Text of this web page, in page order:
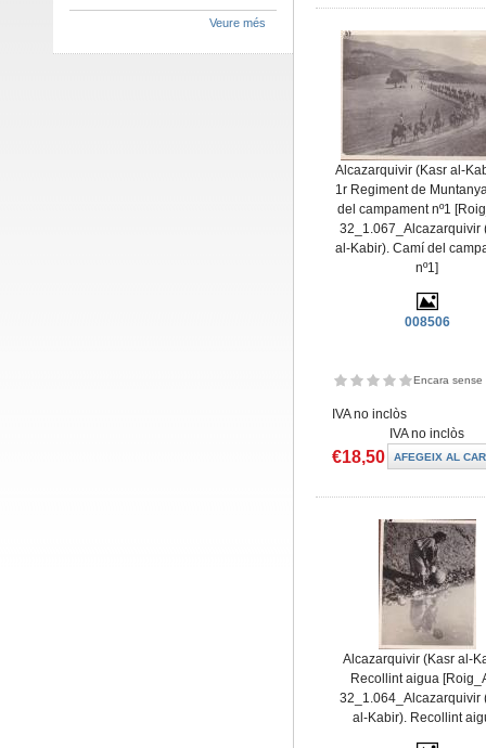
Alcazarquivir (Kasr al-
1r Regiment de
del campament nº1
32_1.067_Alcazarquivir
al-Kabir). Camí del
nº1]
008506
Encara sense
IVA no inclòs
IVA no inclòs
€18,50
Alcazarquivir (Kasr al-
Recollint aigua
32_1.064_Alcazarquivir
al-Kabir). Recollint
Veure més